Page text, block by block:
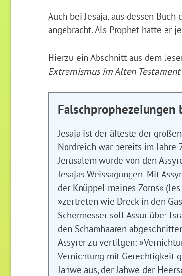
Auch bei Jesaja, aus dessen
angebracht. Als Prophet hatte er
Hierzu ein Abschnitt aus dem
Extremismus im Alten Testament
Falschprophezeiungen
Jesaja ist der älteste der
Nordreich war bereits im Jahre
Jerusalem wurde von den
Jesajas Weissagungen. Mit
der Knüppel meines Zorns«
»zertreten wie Dreck in den
Schermesser soll Assur über
den Schamhaaren
Assyrer zu vertilgen:
Vernichtung mit Gerechtigkeit
Jahwe aus, der Jahwe der